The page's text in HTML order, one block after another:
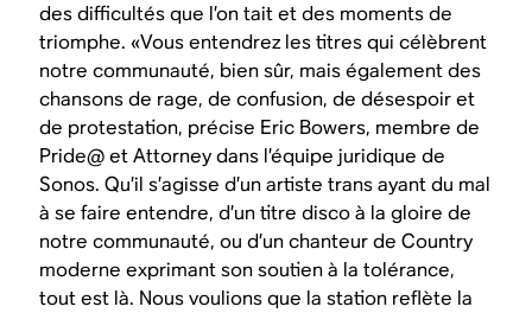
des difficultés que l’on tait et des moments de
triomphe. «Vous entendrez les titres qui célèbrent
notre communauté, bien sûr, mais également des
chansons de rage, de confusion, de désespoir et
de protestation, précise Eric Bowers, membre de
Pride@ et Attorney dans l’équipe juridique de
Sonos. Qu’il s’agisse d’un artiste trans ayant du mal
à se faire entendre, d’un titre disco à la gloire de
notre communauté, ou d’un chanteur de Country
moderne exprimant son soutien à la tolérance,
tout est là. Nous voulions que la station reflète la